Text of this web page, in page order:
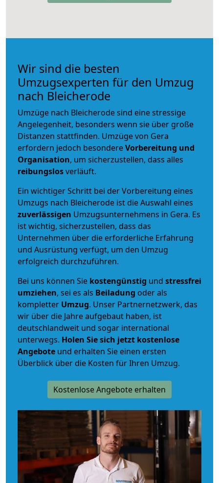
Wir sind die besten
Umzugsexperten für den Umzug
nach Bleicherode
Umzüge nach Bleicherode sind eine stressige
Angelegenheit, besonders wenn sie über große
Distanzen stattfinden. Umzüge von Gera
erfordern jedoch besondereVorbereitung und
Organisation, um sicherzustellen, dass alles
reibungslosverläuft.
Ein wichtiger Schritt bei der Vorbereitung eines
Umzugs nach Bleicherode ist die Auswahl eines
zuverlässigen Umzugsunternehmens in Gera. Es
ist wichtig, sicherzustellen, dass das
Unternehmen über die erforderliche Erfahrung
und Ausrüstung verfügt, um den Umzug
erfolgreich durchzuführen.
Bei uns können Sie kostengünstig und stressfrei
umziehen, sei es als Beiladung oder als
kompletter Umzug. Unser Partnernetzwerk, das
wir über die Jahre aufgebaut haben, ist
deutschlandweit und sogar international
unterwegs. Holen Sie sich jetzt kostenlose
Angebote und erhalten Sie einen ersten
Überblick über die Kosten für Ihren Umzug.
Kostenlose Angebote erhalten